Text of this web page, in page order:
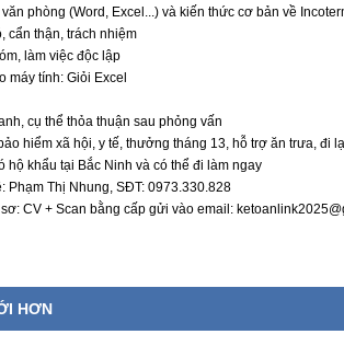
phòng (Word, Excel...) và kiến thức cơ bản về
cẩn thận, trách nhiệm
làm việc độc lập
máy tính: Giỏi Excel
cụ thể thỏa thuận sau phỏng vấn
hiểm xã hội, y tế, thưởng tháng 13, hỗ trợ ăn trưa, đi
hộ khẩu tại Bắc Ninh và có thể đi làm ngay
Phạm Thị Nhung, SĐT: 0973.330.828
CV + Scan bằng cấp gửi vào email:
HƠN